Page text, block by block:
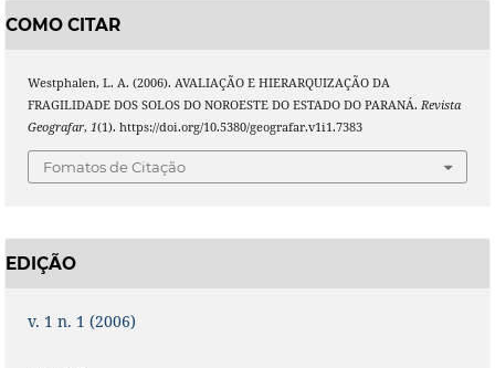
COMO CITAR
Westphalen, L. A. (2006). AVALIAÇÃO E HIERARQUIZAÇÃO DA
FRAGILIDADE DOS SOLOS DO NOROESTE DO ESTADO DO PARANÁ. Revista
Geografar, 1(1). https://doi.org/10.5380/geografar.v1i1.7383
Fomatos de Citação
EDIÇÃO
v. 1 n. 1 (2006)